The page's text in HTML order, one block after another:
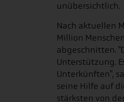
unübersichtlich.
Nach aktuellen
Million
abgeschnitten.
Unterstützung.
Unterkünften",
seine Hilfe auf
stärksten von